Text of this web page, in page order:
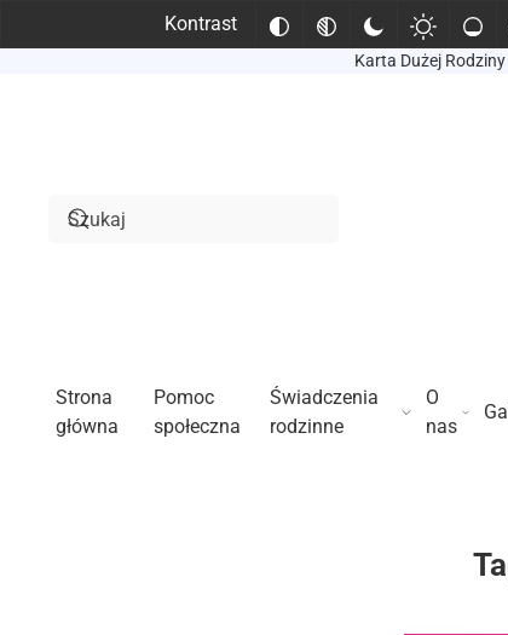
Kontrast
Karta Dużej Rodziny
Strona
główna
Pomoc
społeczna
Świadczenia
rodzinne
O
nas